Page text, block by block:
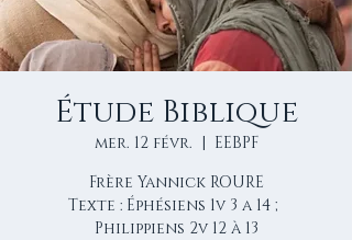
Étude Biblique
mer. 12 févr.
  |
EEBPF
Frère Yannick ROURE
Texte : Éphésiens 1v 3 a 14 ;
Philippiens 2v 12 à 13